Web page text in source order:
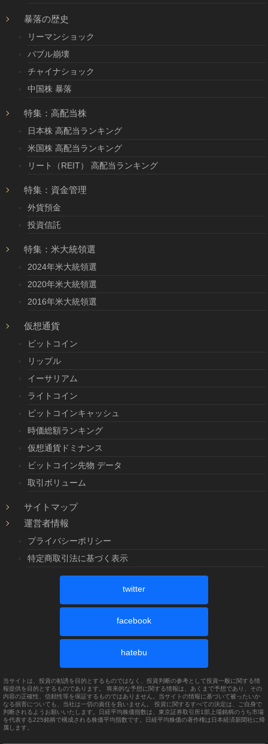
暴落の歴史
リーマンショック
バブル崩壊
チャイナショック
中国株 暴落
特集：高配当株
日本株 高配当ランキング
米国株 高配当ランキング
リート（REIT） 高配当ランキング
特集：資金管理
外貨預金
投資信託
特集：米大統領選
2024年米大統領選
2020年米大統領選
2016年米大統領選
仮想通貨
ビットコイン
リップル
イーサリアム
ライトコイン
ビットコインキャッシュ
時価総額ランキング
仮想通貨ドミナンス
ビットコイン先物 データ
取引ボリューム
サイトマップ
運営者情報
プライバシーポリシー
特定商取引法に基づく表示
twitter
facebook
hatebu
当サイトは、投資の勧誘を目的とするものではなく、投資判断の参考として投資一般に関する情
報提供を目的とするものであります。 将来的な予想に関する情報は、あくまで予想であり、その
内容の正確性、信頼性等を保証するものではありません。当サイトの情報に基づいて被ったいか
なる損害についても、当社は一切の責任を負いません。 投資に関するすべての決定は、ご自身で
判断されるようお願いいたします。日経平均株価指数は、東京証券取引所1部上場銘柄のうち市場
を代表する225銘柄で構成される株価平均指数です。日経平均株価の著作権は日本経済新聞社に帰
属します。